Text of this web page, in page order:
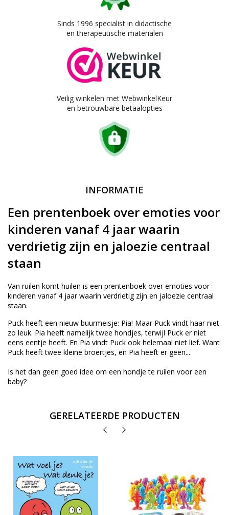
Sinds 1996 specialist in didactische
en therapeutische materialen
Veilig winkelen met WebwinkelKeur
en betrouwbare betaalopties
INFORMATIE
Een prentenboek over emoties voor
kinderen vanaf 4 jaar waarin
verdrietig zijn en jaloezie centraal
staan
Van ruilen komt huilen is een prentenboek over emoties voor
kinderen vanaf 4 jaar waarin verdrietig zijn en jaloezie centraal
staan.
Puck heeft een nieuw buurmeisje: Pia! Maar Puck vindt haar niet
zo leuk. Pia heeft namelijk twee hondjes, terwijl Puck er niet
eens eentje heeft. En Pia vindt Puck ook helemaal niet lief. Want
Puck heeft twee kleine broertjes, en Pia heeft er geen...
Is het dan geen goed idee om een hondje te ruilen voor een
baby?
GERELATEERDE PRODUCTEN